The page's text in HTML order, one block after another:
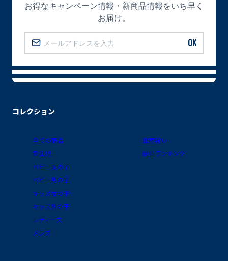
コレクション
全ての商品
新生児
ベビー女の子
ベビー男の子
キッズ女の子
キッズ男の子
レディース
メンズ
出産祝い
総合ランキング
お得なキャンペーン情報・新商品情報をいち早く
お届け。
OK